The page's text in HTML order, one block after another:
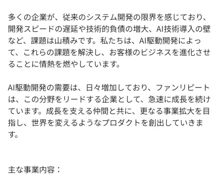
多くの企業が、従来のシステム開発の限界を感じており、
開発スピードの遅延や技術的負債の増大、AI技術導入の壁
など、課題は山積みです。私たちは、AI駆動開発によっ
て、これらの課題を解決し、お客様のビジネスを進化させ
ることに情熱を燃やしています。
AI駆動開発の需要は、日々増加しており、ファンリピート
は、この分野をリードする企業として、急速に成長を続け
ています。成長を支える仲間と共に、更なる事業拡大を目
指し、世界を変えるようなプロダクトを創出していきま
す。
主な事業内容：